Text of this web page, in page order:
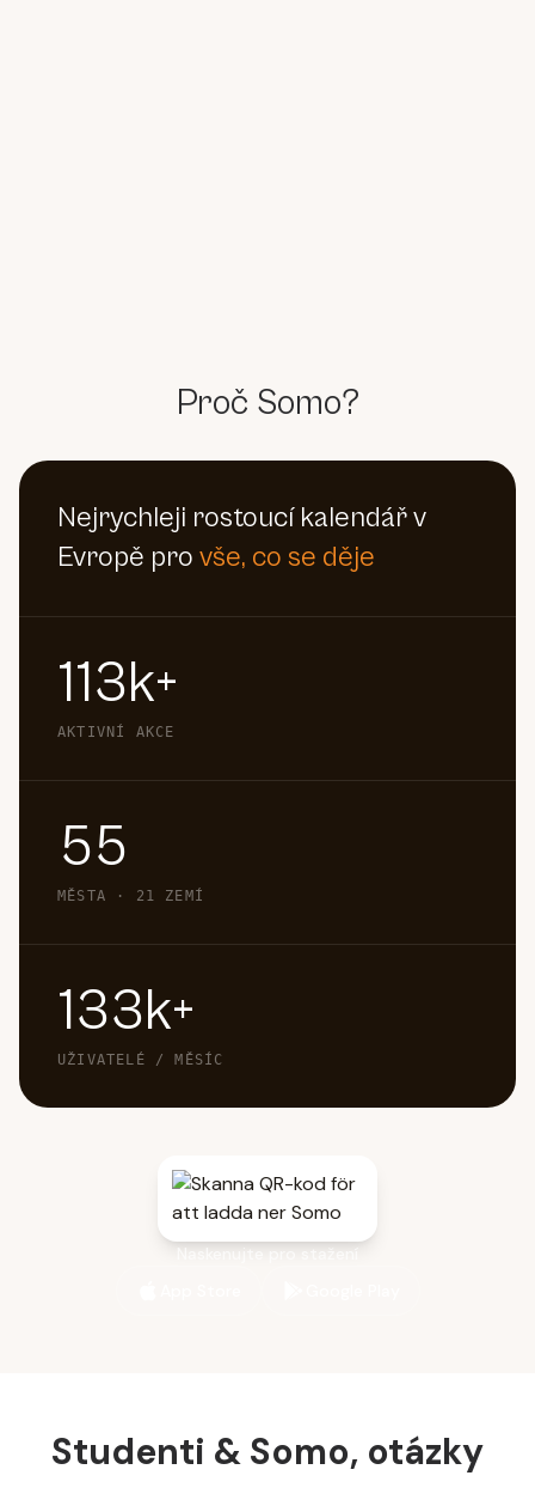
Proč Somo?
Nejrychleji rostoucí kalendář v
Evropě pro vše, co se děje
113k+
AKTIVNÍ AKCE
55
MĚSTA · 21 ZEMÍ
133k+
UŽIVATELÉ / MĚSÍC
Naskenujte pro stažení
Studenti & Somo, otázky